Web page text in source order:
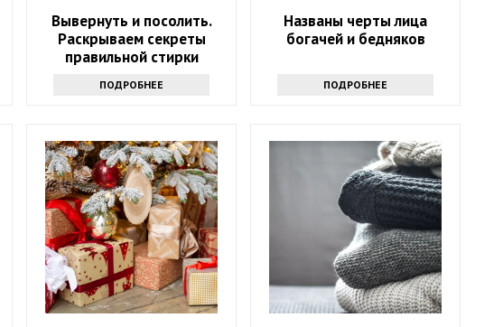
Вывернуть и посолить.
Раскрываем секреты
правильной стирки
ПОДРОБНЕЕ
Названы черты лица
богачей и бедняков
ПОДРОБНЕЕ